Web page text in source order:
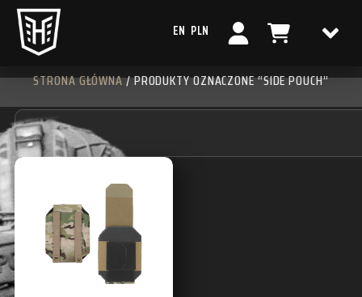
EN PLN
STRONA GŁÓWNA/ PRODUKTY OZNACZONE “SIDE POUCH”